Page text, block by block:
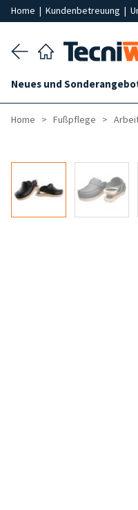
Home | Kundenbetreuung |
Neues und
Home Fußpflege